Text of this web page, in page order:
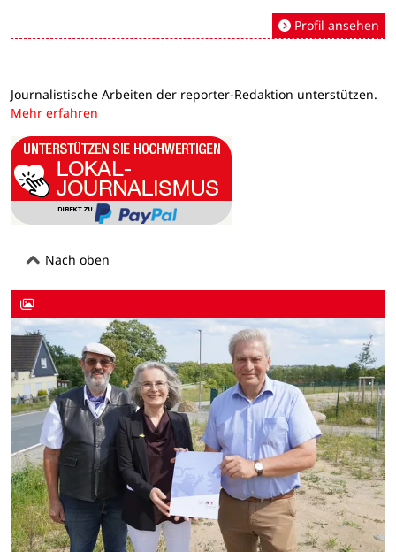
Profil ansehen
Journalistische Arbeiten der reporter-Redaktion unterstützen.
Mehr erfahren
Nach oben